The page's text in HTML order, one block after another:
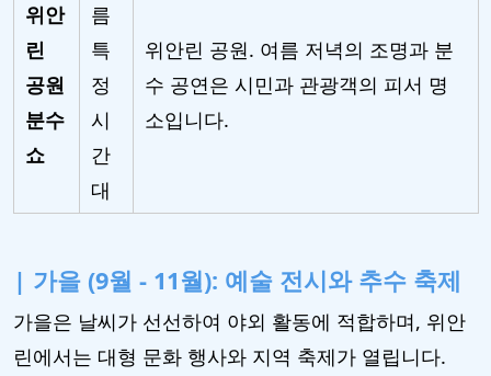
위안
린
공원
분수
쇼
름
특
정
시
간
대
위안린 공원. 여름 저녁의 조명과 분
수 공연은 시민과 관광객의 피서 명
소입니다.
| 가을 (9월 - 11월): 예술 전시와 추수 축제
가을은 날씨가 선선하여 야외 활동에 적합하며, 위안
린에서는 대형 문화 행사와 지역 축제가 열립니다.